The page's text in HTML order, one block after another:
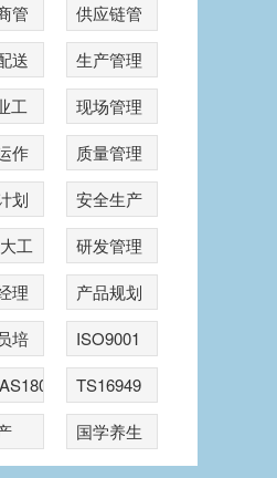
管
供应链管
理
送
生产管理
工
现场管理
作
质量管理
划
安全生产
工
研发管理
理
产品规划
培
ISO9001
TS16949
国学养生